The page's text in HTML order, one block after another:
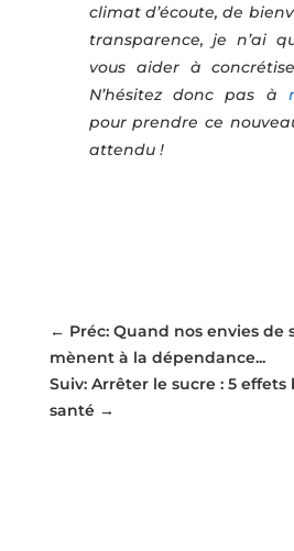
climat d’écoute, de
transparence, je n’ai
vous aider à
N’hésitez donc pas à
pour prendre ce
attendu !
← Préc: Quand nos envies de
mènent à la dépendance...
Suiv: Arrêter le sucre : 5
santé→